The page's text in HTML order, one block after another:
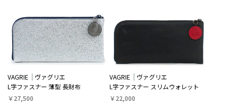
VAGRIE
ヴァグリエ
L字ファスナー 薄型 長財布
￥27,500
VAGRIE
ヴァグリエ
L字ファスナー スリムウォレット
￥22,000